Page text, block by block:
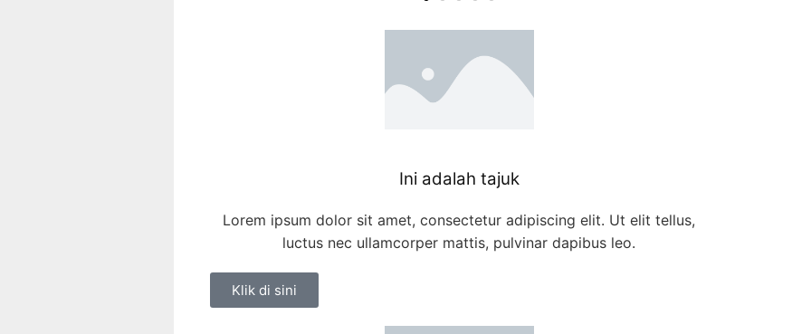
Ini adalah tajuk
Lorem ipsum dolor sit amet, consectetur adipiscing elit. Ut elit tellus,
luctus nec ullamcorper mattis, pulvinar dapibus leo.
Klik di sini